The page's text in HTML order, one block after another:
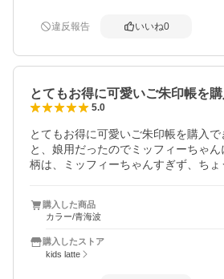
違反報告 いいね0
とてもお得に可愛いご朱印帳を
5.0
とてもお得に可愛いご朱印帳を購入
と、娘用だったのでミッフィーちゃ
柄は、ミッフィーちゃんすぎず、ちょ
購入した商品
カラー/青海波
購入したストア
kids latte